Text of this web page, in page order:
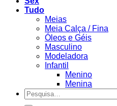
Tudo
Meias
Meia Calça / Fina
Óleos e Géis
Masculino
Modeladora
Infantil
Menino
Menina
Pesquisar
por: